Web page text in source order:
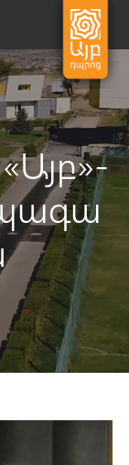
button